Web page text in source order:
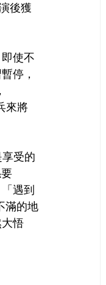
後獲
使不
停，
來將
受的
遇到
滿的地
悟